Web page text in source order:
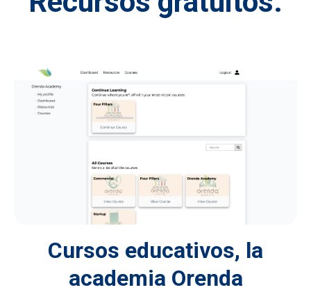
Cursos educativos, la
academia Orenda